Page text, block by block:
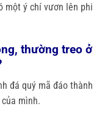
một ý chí vươn lên phi
thường treo ở
đá quý mã đáo thành
mình.